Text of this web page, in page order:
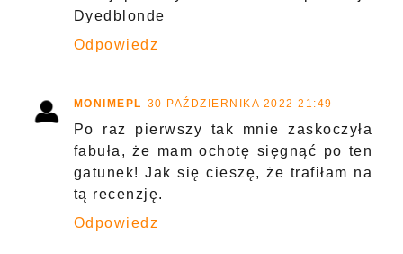
Dyedblonde
Odpowiedz
MONIMEPL 30 PAŹDZIERNIKA 2022 21:49
Po raz pierwszy tak mnie zaskoczyła
fabuła, że mam ochotę sięgnąć po ten
gatunek! Jak się cieszę, że trafiłam na
tą recenzję.
Odpowiedz